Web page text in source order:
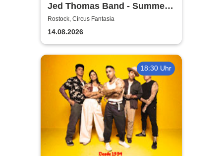
Jed Thomas Band - Summer
Tour 2026
Rostock, Circus Fantasia
14.08.2026
18:30 Uhr